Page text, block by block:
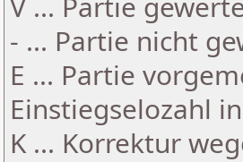
- ... Partie nicht
E ... Partie
Einstiegselozahl
K ... Korrektur